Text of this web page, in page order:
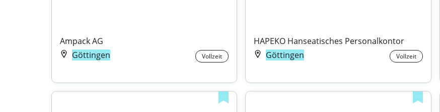
Ampack AG
Göttingen
Vollzeit
HAPEKO Hanseatisches Personalkontor
Göttingen
Vollzeit